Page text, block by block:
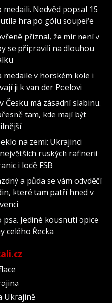
Nedvěd popsal 15
hra po gólu soupeře
přiznal, že mír není v
se připravili na dlouhou
v horském kole i
ji k van der Poelovi
Česku má zásadní slabinu.
tam, kde mají být
na zemi: Ukrajinci
ruských rafinerií
i lodě FSB
a půda se vám odvděčí
které tam patří hned v
Jediné kousnutí opice
celého Řecka
Ukrajině